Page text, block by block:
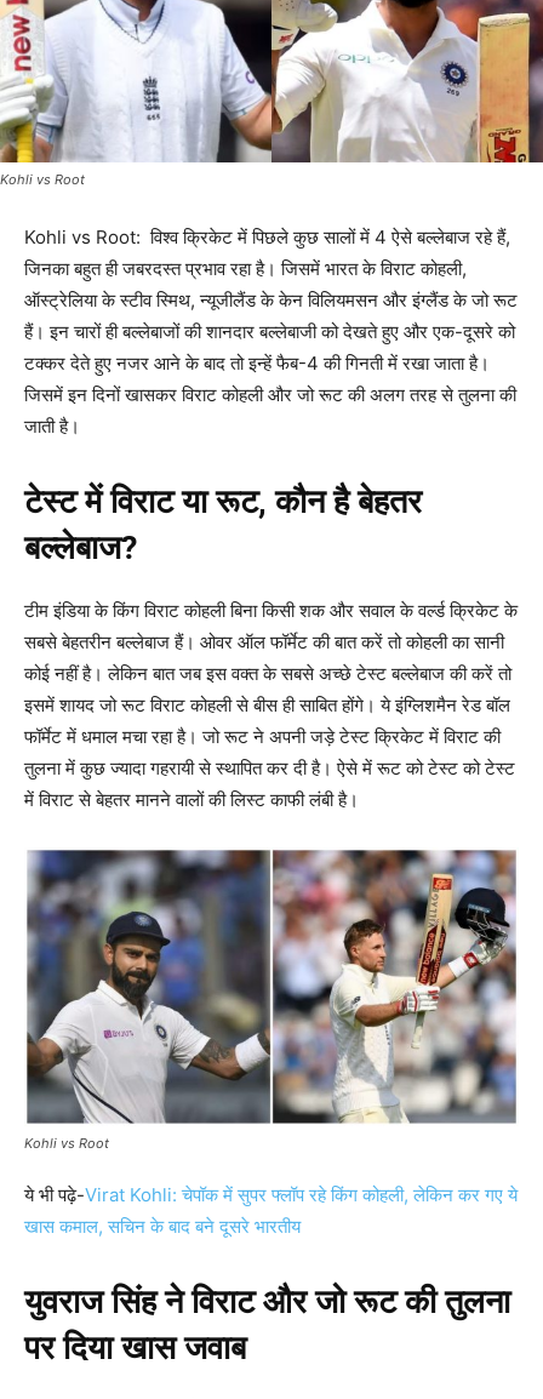
Kohli vs Root
Kohli vs Root: विश्व क्रिकेट में पिछले कुछ सालों में 4 ऐसे बल्लेबाज रहे हैं,
जिनका बहुत ही जबरदस्त प्रभाव रहा है। जिसमें भारत के विराट कोहली,
ऑस्ट्रेलिया के स्टीव स्मिथ, न्यूजीलैंड के केन विलियमसन और इंग्लैंड के जो रूट
हैं। इन चारों ही बल्लेबाजों की शानदार बल्लेबाजी को देखते हुए और एक-दूसरे को
टक्कर देते हुए नजर आने के बाद तो इन्हें फैब-4 की गिनती में रखा जाता है।
जिसमें इन दिनों खासकर विराट कोहली और जो रूट की अलग तरह से तुलना की
जाती है।
टेस्ट में विराट या रूट, कौन है बेहतर
बल्लेबाज?
टीम इंडिया के किंग विराट कोहली बिना किसी शक और सवाल के वर्ल्ड क्रिकेट के
सबसे बेहतरीन बल्लेबाज हैं। ओवर ऑल फॉर्मेट की बात करें तो कोहली का सानी
कोई नहीं है। लेकिन बात जब इस वक्त के सबसे अच्छे टेस्ट बल्लेबाज की करें तो
इसमें शायद जो रूट विराट कोहली से बीस ही साबित होंगे। ये इंग्लिशमैन रेड बॉल
फॉर्मेट में धमाल मचा रहा है। जो रूट ने अपनी जड़े टेस्ट क्रिकेट में विराट की
तुलना में कुछ ज्यादा गहरायी से स्थापित कर दी है। ऐसे में रूट को टेस्ट को टेस्ट
में विराट से बेहतर मानने वालों की लिस्ट काफी लंबी है।
Kohli vs Root
ये भी पढ़े-Virat Kohli: चेपॉक में सुपर फ्लॉप रहे किंग कोहली, लेकिन कर गए ये
खास कमाल, सचिन के बाद बने दूसरे भारतीय
युवराज सिंह ने विराट और जो रूट की तुलना
पर दिया खास जवाब